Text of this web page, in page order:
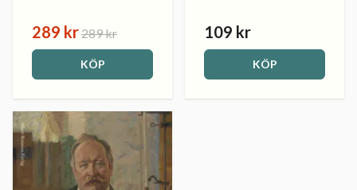
289 kr289 kr
KÖP
109 kr
KÖP